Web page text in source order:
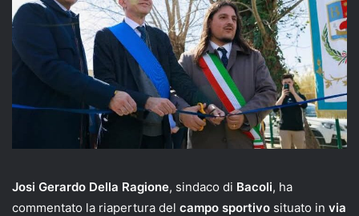
Josi Gerardo Della Ragione, sindaco di Bacoli, ha
commentato la riapertura del campo sportivo situato in via